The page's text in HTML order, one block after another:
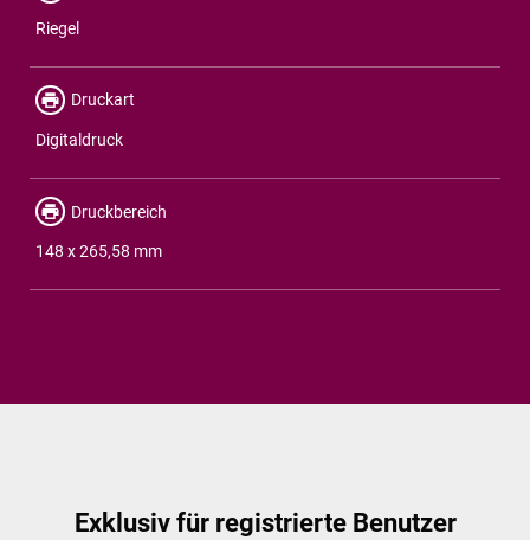
Riegel
Druckart
Digitaldruck
Druckbereich
148 x 265,58 mm
Exklusiv für registrierte Benutzer